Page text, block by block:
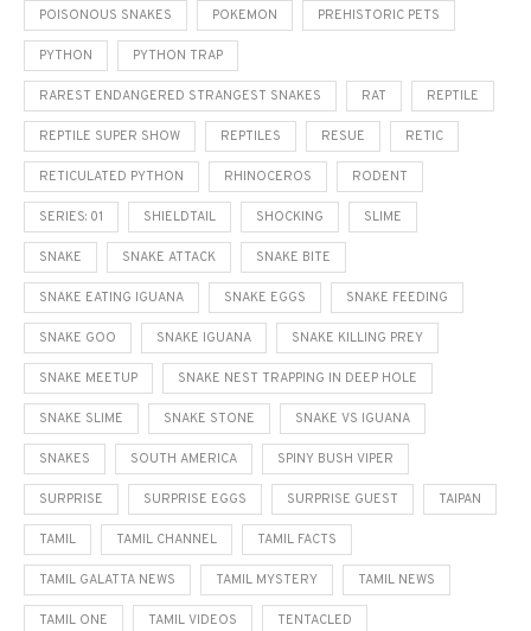
POISONOUS SNAKES POKEMON PREHISTORIC PETS
PYTHON PYTHON TRAP
RAREST ENDANGERED STRANGEST SNAKES RAT REPTILE
REPTILE SUPER SHOW REPTILES RESUE RETIC
RETICULATED PYTHON RHINOCEROS RODENT
SERIES: 01 SHIELDTAIL SHOCKING SLIME
SNAKE SNAKE ATTACK SNAKE BITE
SNAKE EATING IGUANA SNAKE EGGS SNAKE FEEDING
SNAKE GOO SNAKE IGUANA SNAKE KILLING PREY
SNAKE MEETUP SNAKE NEST TRAPPING IN DEEP HOLE
SNAKE SLIME SNAKE STONE SNAKE VS IGUANA
SNAKES SOUTH AMERICA SPINY BUSH VIPER
SURPRISE SURPRISE EGGS SURPRISE GUEST TAIPAN
TAMIL TAMIL CHANNEL TAMIL FACTS
TAMIL GALATTA NEWS TAMIL MYSTERY TAMIL NEWS
TAMIL ONE TAMIL VIDEOS TENTACLED